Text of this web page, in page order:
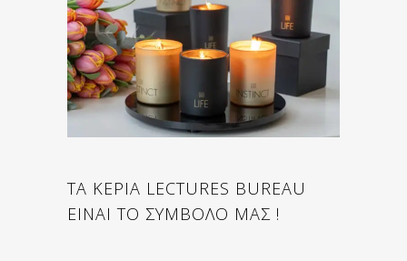
ΤΑ ΚΕΡΙΑ LECTURES BUREAU
ΕΙΝΑΙ ΤΟ ΣΥΜΒΟΛΟ ΜΑΣ !